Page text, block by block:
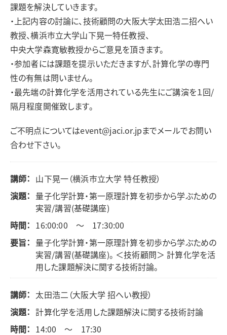
課題を解決していきます。
・上記内容の討論に、技術顧問の大阪大学太田浩二招へい
教授、横浜市立大学山下晃一特任教授、
中央大学森寛敏教授からご意見を頂きます。
・参加者には課題を提示いただきますが、計算化学の専門
性の有無は問いません。
・最先端の計算化学を活用されている先生にご講演を１回/
隔月程度開催致します。
ご不明点についてはevent@jaci.or.jpまでメールでお問い
合わせ下さい。
講師： 山下晃一（横浜市立大学 特任教授）
演題： 量子化学計算・第一原理計算を初歩から学ぶための
実習/講習(基礎講座)
時間： 16:00:00 ～ 17:30:00
要旨： 量子化学計算・第一原理計算を初歩から学ぶための
実習/講習(基礎講座)。 ＜技術顧問＞ 計算化学を活
用した課題解決に関する技術討論。
講師： 太田浩二（大阪大学 招へい教授）
演題： 計算化学を活用した課題解決に関する技術討論
時間： 14:00 ～ 17:30